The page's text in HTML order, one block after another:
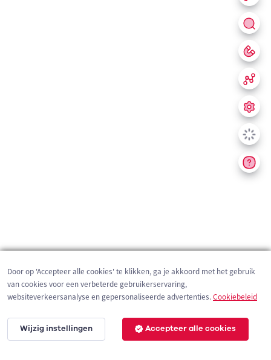
200 m
Door op 'Accepteer alle cookies' te klikken, ga je akkoord met het gebruik
van cookies voor een verbeterde gebruikerservaring,
websiteverkeersanalyse en gepersonaliseerde advertenties.Cookiebeleid
Wijzig instellingen Accepteer alle cookies